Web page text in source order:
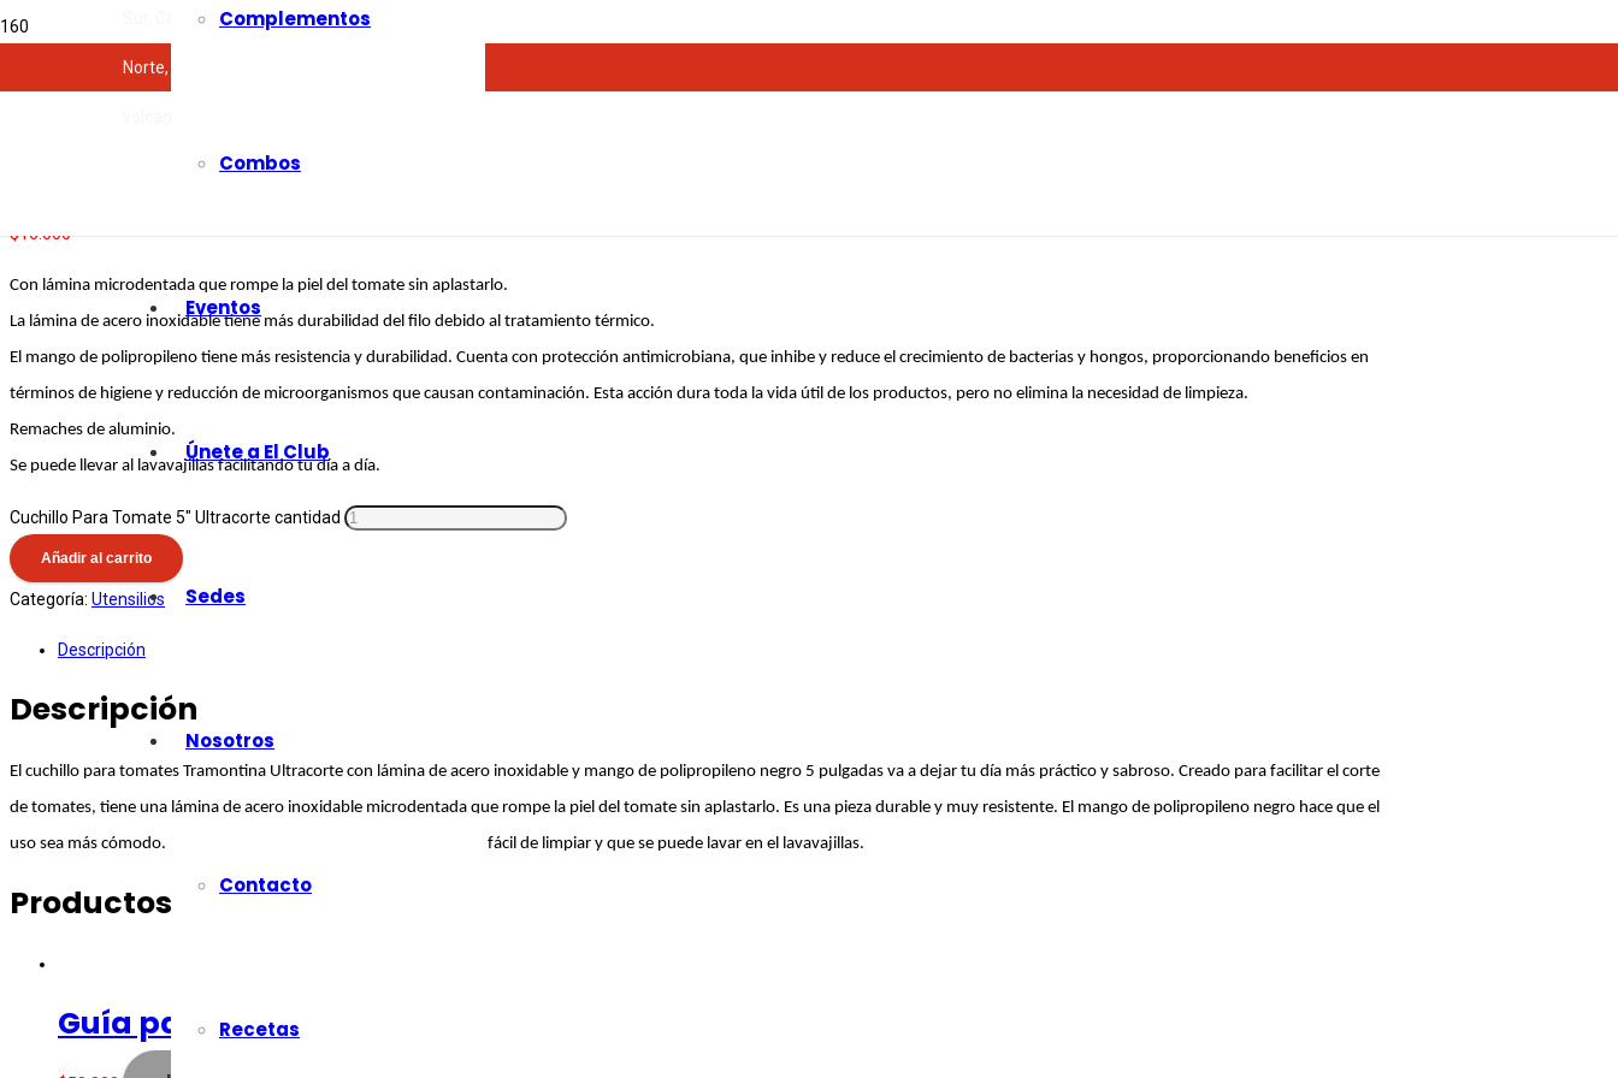
Sur, Calle 13 # 101-15
Norte, Granada, Av 9 Nte #17A-10
Complementos
Combos
Eventos
Únete a El Club
Sedes
Nosotros
Contacto
Recetas
Inicio/Accesorios/Utensilios / Cuchillo Para Tomate 5″ Ultracorte
Cuchillo Para Tomate 5″ Ultracorte
$ 16.000
Con lámina microdentada que rompe la piel del tomate sin aplastarlo.
La lámina de acero inoxidable tiene más durabilidad del filo debido al tratamiento térmico.
El mango de polipropileno tiene más resistencia y durabilidad. Cuenta con protección antimicrobiana, que inhibe y reduce el crecimiento de bacterias y hongos, proporcionando beneficios en
términos de higiene y reducción de microorganismos que causan contaminación. Esta acción dura toda la vida útil de los productos, pero no elimina la necesidad de limpieza.
Remaches de aluminio.
Se puede llevar al lavavajillas facilitando tu día a día.
Cuchillo Para Tomate 5" Ultracorte cantidad
Añadir al carrito
Categoría: Utensilios
Descripción
Descripción
El cuchillo para tomates Tramontina Ultracorte con lámina de acero inoxidable y mango de polipropileno negro 5 pulgadas va a dejar tu día más práctico y sabroso. Creado para facilitar el corte
de tomates, tiene una lámina de acero inoxidable microdentada que rompe la piel del tomate sin aplastarlo. Es una pieza durable y muy resistente. El mango de polipropileno negro hace que el
uso sea más cómodo. Es un cuchillo con lámina de cinco pulgadas, fácil de limpiar y que se puede lavar en el lavavajillas.
Productos relacionados
Guía para afilar